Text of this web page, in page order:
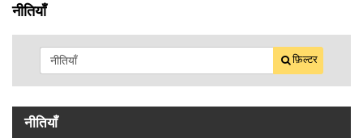
नीतियाँ
फ़िल्टर
नीतियाँ